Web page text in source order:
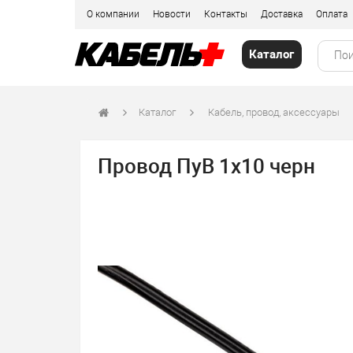
О компании Новости Контакты Доставка Оплата
Каталог
Каталог Кабель, провод, аксессуары
Провод ПуВ 1х10 черн